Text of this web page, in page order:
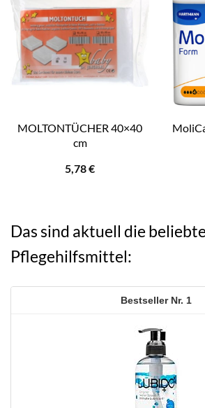
MOLTONTÜCHER 40×40
cm
5,78€
Das sind aktuell die
Pflegehilfsmittel:
1